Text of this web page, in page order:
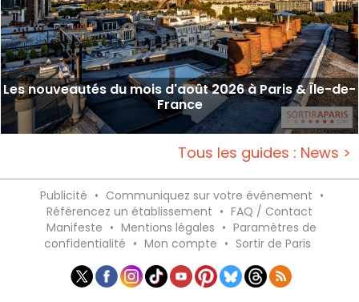
Les nouveautés du mois d'août 2026 à Paris & Île-de-
France
Tous les guides : News >
Publicité • Communiquez sur votre événement •
Référencez un établissement • FAQ / Contact
Manifeste • Mentions légales • Paramètres de
confidentialité • Mon compte • Sortir de Paris